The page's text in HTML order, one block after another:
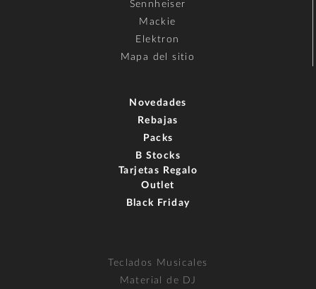
Sennheiser
Mackie
Elektron
Mapa del sitio
Novedades
Rebajas
Packs
B Stocks
Tarjetas Regalo
Outlet
Black Friday
Teclados Musicales
Material de DJ